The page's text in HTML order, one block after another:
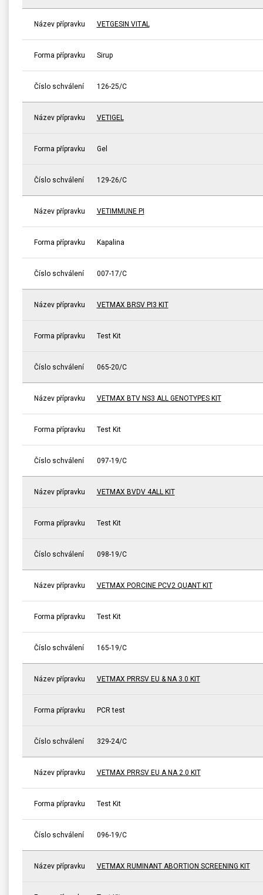
Název přípravku VETGESIN VITAL
Forma přípravku Sirup
Číslo schválení 126-25/C
Název přípravku VETIGEL
Forma přípravku Gel
Číslo schválení 129-26/C
Název přípravku VETIMMUNE PI
Forma přípravku Kapalina
Číslo schválení 007-17/C
Název přípravku VETMAX BRSV PI3 KIT
Forma přípravku Test Kit
Číslo schválení 065-20/C
Název přípravku VETMAX BTV NS3 ALL GENOTYPES KIT
Forma přípravku Test Kit
Číslo schválení 097-19/C
Název přípravku VETMAX BVDV 4ALL KIT
Forma přípravku Test Kit
Číslo schválení 098-19/C
Název přípravku VETMAX PORCINE PCV2 QUANT KIT
Forma přípravku Test Kit
Číslo schválení 165-19/C
Název přípravku VETMAX PRRSV EU & NA 3.0 KIT
Forma přípravku PCR test
Číslo schválení 329-24/C
Název přípravku VETMAX PRRSV EU A NA 2.0 KIT
Forma přípravku Test Kit
Číslo schválení 096-19/C
Název přípravku VETMAX RUMINANT ABORTION SCREENING KIT